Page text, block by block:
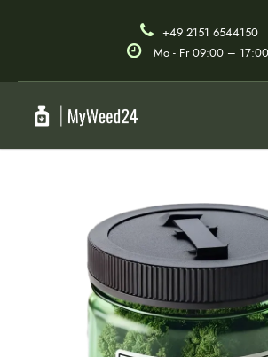
+49 2151 6544150
Mo - Fr 09:00 –